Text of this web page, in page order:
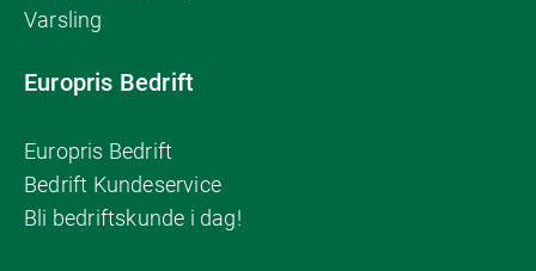
Varsling
Europris Bedrift
Europris Bedrift
Bedrift Kundeservice
Bli bedriftskunde i dag!